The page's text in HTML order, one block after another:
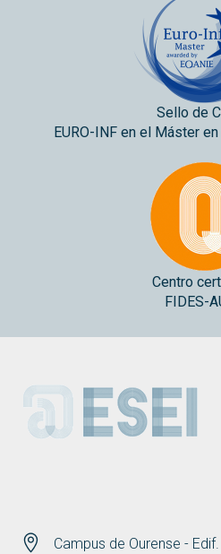
Sello de
EURO-INF en el Máster
Centro
FIDES-
ESEI
Campus de Ourense -